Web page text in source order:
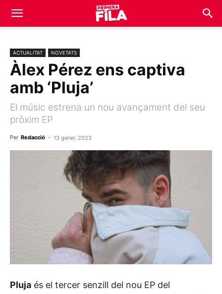
ACTUALITAT NOVETATS
Àlex Pérez ens captiva
amb ‘Pluja’
El músic estrena un nou avançament del seu
pròxim EP
Per Redacció - 13 gener, 2023
Pluja és el tercer senzill del nou EP del